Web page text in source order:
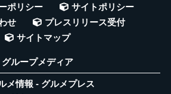
ポリシー
サイトポリシー
せ
プレスリリース受付
サイトマップ
グループメディア
メ情報 - グルメプレス